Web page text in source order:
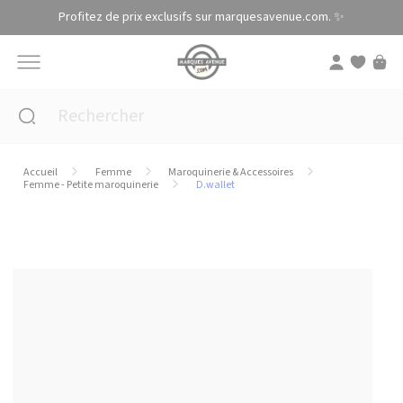
Profitez de prix exclusifs sur marquesavenue.com. ✨
Accueil Femme
Maroquinerie & Accessoires
Femme - Petite maroquinerie
D.wallet
Panneau de gestion des cookies